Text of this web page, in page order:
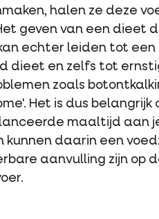
halen ze deze
geven van een dieet
echter leiden tot een
dieet en zelfs tot
zoals
Het is dus belangrijk
maaltijd aan
kunnen daarin een
aanvulling zijn op